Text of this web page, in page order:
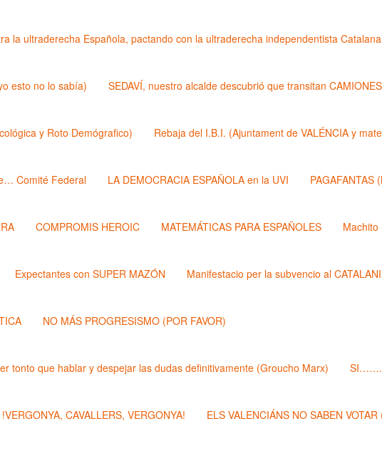
la ultraderecha Española, pactando con la ultraderecha independentista
esto no lo sabía) SEDAVÍ, nuestro alcalde descubrió que transitan
y Roto Demógrafico) Rebaja del I.B.I. (Ajuntament de VALÉNCIA y
Comité Federal LA DEMOCRACIA ESPAÑOLA en la UVI PAGAFANTAS
COMPROMIS HEROIC MATEMÁTICAS PARA ESPAÑOLES Machito
Expectantes con SUPER MAZÓN Manifestacio per la subvencio al
NO MÁS PROGRESISMO (POR FAVOR)
tonto que hablar y despejar las dudas definitivamente (Groucho Marx)
!VERGONYA, CAVALLERS, VERGONYA! ELS VALENCIÁNS NO SABEN VOTAR